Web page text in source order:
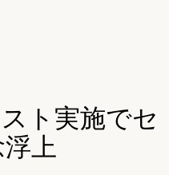
ト実施でセ
上